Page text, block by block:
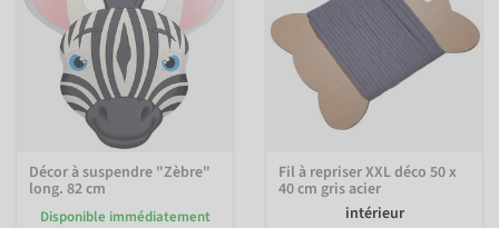
Décor à suspendre "Zèbre"
long. 82 cm
Disponible immédiatement
Fil à repriser XXL déco 50 x
40 cm gris acier
intérieur